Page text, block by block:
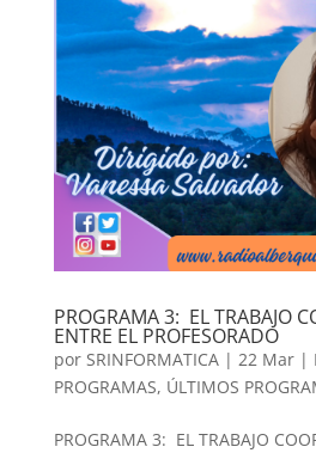
PROGRAMA 3: EL TRABAJO
ENTRE EL PROFESORADO
por SRINFORMATICA| 22 Mar|
PROGRAMAS, ÚLTIMOS
PROGRAMA 3: EL TRABAJO